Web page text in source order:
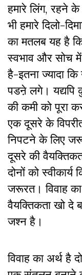
हमारे लिंग, रहने के
भी हमारे दिलो-
का मतलब यह है
स्वभाव और सोच
है-इतना ज्यादा
पडऩे लगे।
की कमी को पूरा
एक दूसरे के
निपटने के लिए
दूसरे की
दोनों को
जरूरत। विवाह
वैयक्तिकता खो
जश्न है।
विवाह का अर्थ है